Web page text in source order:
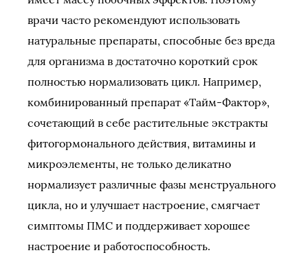
врачи часто рекомендуют использовать
натуральные препараты, способные без вреда
для организма в достаточно короткий срок
полностью нормализовать цикл. Например,
комбинированный препарат «Тайм-Фактор»,
сочетающий в себе растительные экстракты
фитогормонального действия, витамины и
микроэлементы, не только деликатно
нормализует различные фазы менструального
цикла, но и улучшает настроение, смягчает
симптомы ПМС и поддерживает хорошее
настроение и работоспособность.